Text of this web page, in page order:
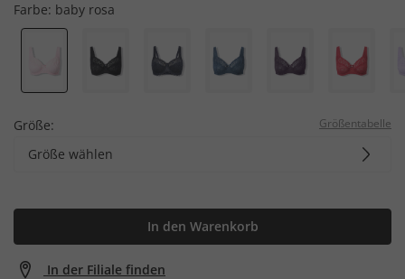
Farbe: baby rosa
Größe: Größentabelle
Größe wählen
In den Warenkorb
In der Filiale finden